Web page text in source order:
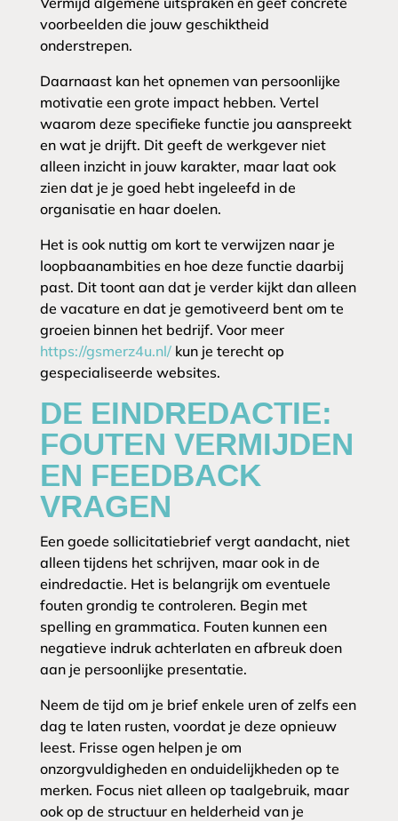
voorbeelden die jouw geschiktheid
onderstrepen.
Daarnaast kan het opnemen van persoonlijke
motivatie een grote impact hebben. Vertel
waarom deze specifieke functie jou aanspreekt
en wat je drijft. Dit geeft de werkgever niet
alleen inzicht in jouw karakter, maar laat ook
zien dat je je goed hebt ingeleefd in de
organisatie en haar doelen.
Het is ook nuttig om kort te verwijzen naar je
loopbaanambities en hoe deze functie daarbij
past. Dit toont aan dat je verder kijkt dan alleen
de vacature en dat je gemotiveerd bent om te
groeien binnen het bedrijf. Voor meer
https://gsmerz4u.nl/kun je terecht op
gespecialiseerde websites.
DE EINDREDACTIE:
FOUTEN VERMIJDEN
EN FEEDBACK
VRAGEN
Een goede sollicitatiebrief vergt aandacht, niet
alleen tijdens het schrijven, maar ook in de
eindredactie. Het is belangrijk om eventuele
fouten grondig te controleren. Begin met
spelling en grammatica. Fouten kunnen een
negatieve indruk achterlaten en afbreuk doen
aan je persoonlijke presentatie.
Neem de tijd om je brief enkele uren of zelfs een
dag te laten rusten, voordat je deze opnieuw
leest. Frisse ogen helpen je om
onzorgvuldigheden en onduidelijkheden op te
merken. Focus niet alleen op taalgebruik, maar
ook op de structuur en helderheid van je